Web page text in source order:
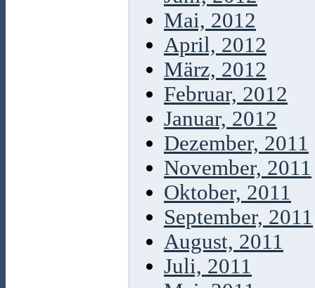
Mai, 2012
April, 2012
März, 2012
Februar, 2012
Januar, 2012
Dezember, 2011
November, 2011
Oktober, 2011
September, 2011
August, 2011
Juli, 2011